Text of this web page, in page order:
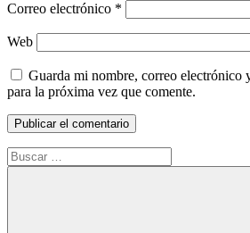
Correo electrónico *
Web
Guarda mi nombre, correo electrónico
para la próxima vez que comente.
Buscar: